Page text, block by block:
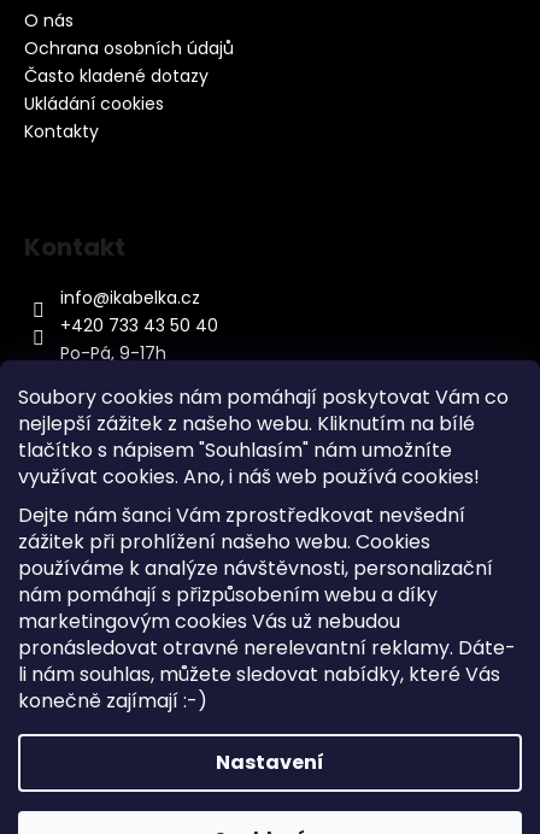
Soubory cookies nám pomáhají poskytovat Vám co
nejlepší zážitek z našeho webu. Kliknutím na bílé
tlačítko s nápisem "Souhlasím" nám umožníte
využívat cookies. Ano, i náš web používá cookies!
Dejte nám šanci Vám zprostředkovat nevšední
zážitek při prohlížení našeho webu. Cookies
používáme k analýze návštěvnosti, personalizační
nám pomáhají s přizpůsobením webu a díky
marketingovým cookies Vás už nebudou
pronásledovat otravné nerelevantní reklamy. Dáte-
li nám souhlas, můžete sledovat nabídky, které Vás
konečně zajímají :-)
Nastavení
O nás
Ochrana osobních údajů
Často kladené dotazy
Ukládání cookies
Kontakty
Kontakt
info@ikabelka.cz
+420 733 43 50 40
Po-Pá, 9-17h
Kontakt
Sitemap
Doprava a Platba
Reklamace Zboží
Obchodní podmínky
iKabelka.cz. Všechna práva vyhrazena.
Upravit nastavení cookies